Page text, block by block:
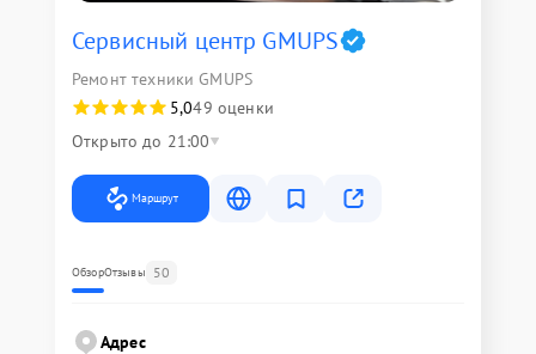
Сервисный центр GMUPS
Ремонт техники GMUPS
5,049 оценки
Открыто до 21:00
Маршрут
ОбзорОтзывы 50
Адрес